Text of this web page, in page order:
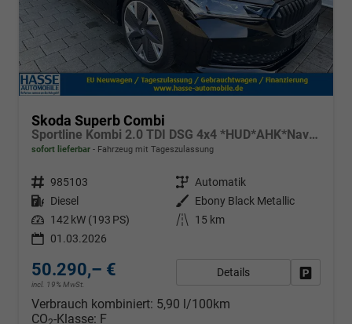
Skoda Superb Combi
Sportline Kombi 2.0 TDI DSG 4x4 *HUD*AHK*Navi*Matrix*AssistenzPlus*NAVI*E-Heck*Keyless
sofort lieferbar Fahrzeug mit Tageszulassung
Fahrzeugnr. 985103 Getriebe Automatik
Kraftstoff Diesel Außenfarbe
Ebony Black Metallic
Leistung 142 kW (193 PS) Kilometerstand
15 km
01.03.2026
50.290,– €
incl. 19% MwSt.
Details
Verbrauch kombiniert: 5,90 l/100km
CO -Klasse: F